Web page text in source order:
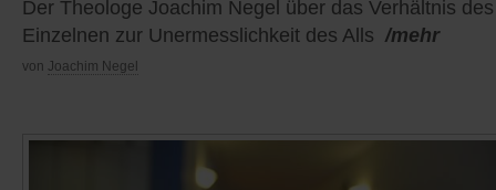
Der Theologe Joachim Negel über das Verhältnis des
Einzelnen zur Unermesslichkeit des Alls /mehr
von Joachim Negel